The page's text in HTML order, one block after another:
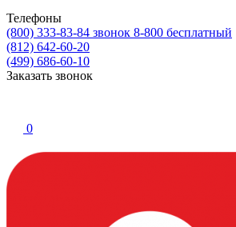
Телефоны
(800) 333-83-84 звонок 8-800 бесплатный
(812) 642-60-20
(499) 686-60-10
Заказать звонок
0